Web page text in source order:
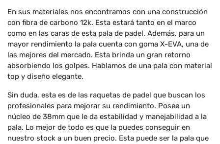
En sus materiales nos encontramos con una construcción
con fibra de carbono 12k. Esta estará tanto en el marco
como en las caras de esta pala de padel. Además, para un
mayor rendimiento la pala cuenta con goma X-EVA, una de
las mejores del mercado. Esta brinda un gran retorno
absorbiendo los golpes. Hablamos de una pala con material
top y diseño elegante.
Sin duda, esta es de las raquetas de padel que buscan los
profesionales para mejorar su rendimiento. Posee un
núcleo de 38mm que le da estabilidad y manejabilidad a la
pala. Lo mejor de todo es que la puedes conseguir en
nuestro stock a un buen precio. Esta puede ser la pala que